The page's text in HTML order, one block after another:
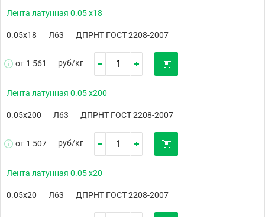
Лента латунная 0.05 х18
0.05х18 Л63 ДПРНТ ГОСТ 2208-2007
от 1 561 руб/кг
Лента латунная 0.05 х200
0.05х200 Л63 ДПРНТ ГОСТ 2208-2007
от 1 507 руб/кг
Лента латунная 0.05 х20
0.05х20 Л63 ДПРНТ ГОСТ 2208-2007